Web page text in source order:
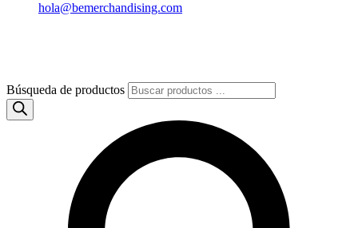
hola@bemerchandising.com
Búsqueda de productos